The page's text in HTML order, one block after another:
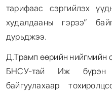
тарифаас сэргийлэх
худалдааны гэрээ”
дурьджээ.
Д.Трамп өөрийн нийгмийн
БНСУ-тай Иж бүрэн
байгуулахаар